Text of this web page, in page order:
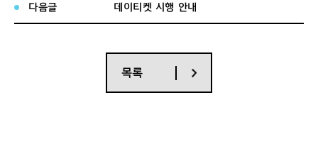
•2026. 3. 9.(월) ~ 3. 20.(금) 18:00
자치단체 및국공립국악관현악단
지원신청서 부 붙임문서 지정양식
다음글 데이티켓 시행 안내
목록